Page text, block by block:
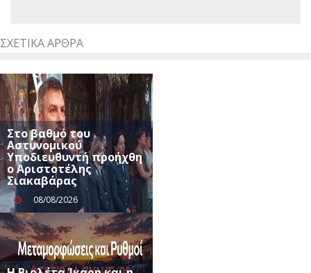
ΣΧΕΤΙΚΆ ΆΡΘΡΑ
Στο βαθμό του
Αστυνομικού
Υποδιευθυντή προήχθη
ο Αριστοτέλης
Σιακαβάρας
08/08/2026